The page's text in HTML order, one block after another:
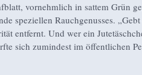
vornehmlich in sattem Grün
speziellen Rauchgenusses.
entfernt. Und wer ein
sich zumindest im öffentlichen